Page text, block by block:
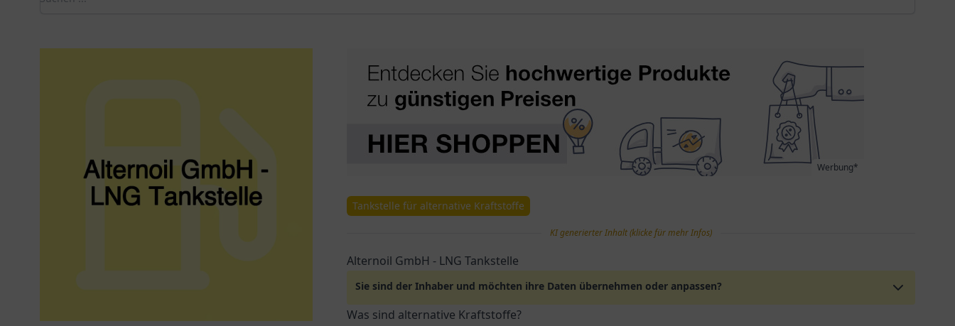
Werbung*
Tankstelle für alternative Kraftstoffe
KI generierter Inhalt (klicke für mehr Infos)
Alternoil GmbH - LNG Tankstelle
Sie sind der Inhaber und möchten ihre Daten übernehmen oder anpassen?
Was sind alternative Kraftstoffe?